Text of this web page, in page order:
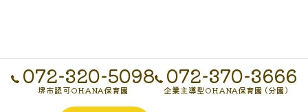
072-320-5098
堺市認可OHANA保育園
072-370-3666
企業主導型OHANA保育園 (分園)